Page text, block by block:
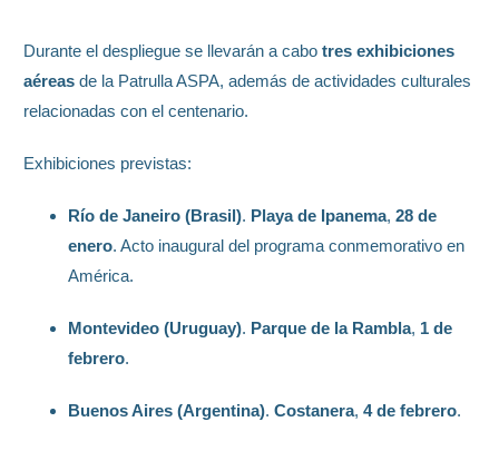
Durante el despliegue se llevarán a cabo tres exhibiciones
aéreas de la Patrulla ASPA, además de actividades culturales
relacionadas con el centenario.
Exhibiciones previstas:
Río de Janeiro (Brasil). Playa de Ipanema, 28 de
enero. Acto inaugural del programa conmemorativo en
América.
Montevideo (Uruguay). Parque de la Rambla, 1 de
febrero.
Buenos Aires (Argentina). Costanera, 4 de febrero.